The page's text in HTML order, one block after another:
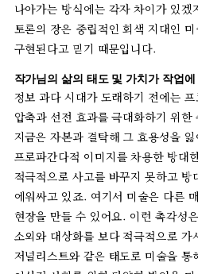
나아가는 방식에는 각자 차이가 있겠
토론의 장은 중립적인 회색 지대인
구현된다고 믿기 때문입니다.
작가님의 삶의 태도 및 가치가 작업에
정보 과다 시대가 도래하기 전에는 프
압축과 선전 효과를극대화하기 위한
지금은 자본과 결탁해 그 효용성을
프로파간다적 이미지를차용한 방대
적극적으로 사고를 바꾸지 못하고 방
에워싸고 있죠. 여기서 미술은 다른
현장을 만들 수 있어요. 이런 촉각성은
소외와 대상화를 보다적극적으로 가
저널리스트와 같은 태도로 미술을 통